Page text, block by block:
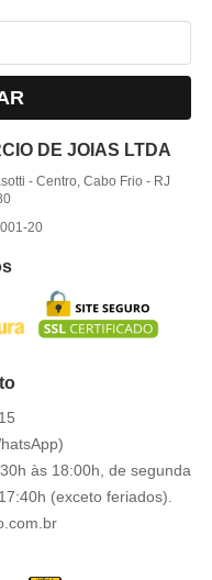
DE JOIAS LTDA
-Centro, Cabo Frio - RJ
20
às 18:00h, de segunda
(exceto feriados).